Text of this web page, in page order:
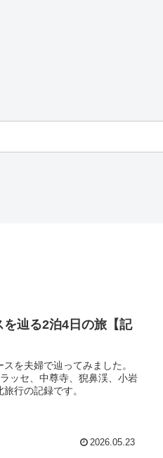
辿る2泊4日の旅【記
を夫婦で辿ってみました。
ッセ、中尊寺、猊鼻渓、小岩
行の記録です。
2026.05.23